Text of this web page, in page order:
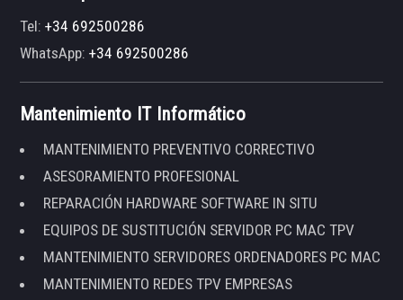
Tel:+34 692500286
WhatsApp:+34 692500286
Mantenimiento IT Informático
MANTENIMIENTO PREVENTIVO CORRECTIVO
ASESORAMIENTO PROFESIONAL
REPARACIÓN HARDWARE SOFTWARE IN SITU
EQUIPOS DE SUSTITUCIÓN SERVIDOR PC MAC TPV
MANTENIMIENTO SERVIDORES ORDENADORES PC MAC
MANTENIMIENTO REDES TPV EMPRESAS